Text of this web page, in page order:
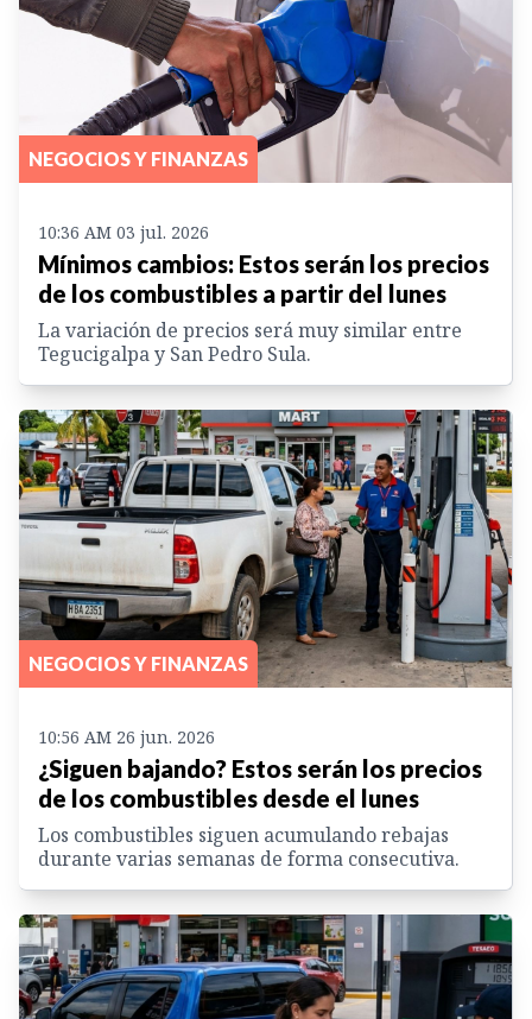
NEGOCIOS Y FINANZAS
10:36 AM 03 jul. 2026
Mínimos cambios: Estos serán los precios
de los combustibles a partir del lunes
La variación de precios será muy similar entre
Tegucigalpa y San Pedro Sula.
NEGOCIOS Y FINANZAS
10:56 AM 26 jun. 2026
¿Siguen bajando? Estos serán los precios
de los combustibles desde el lunes
Los combustibles siguen acumulando rebajas
durante varias semanas de forma consecutiva.